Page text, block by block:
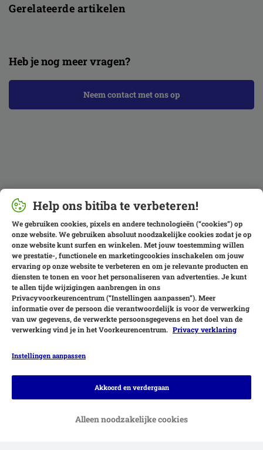
Gerelateerde artikelen
Heb je nog meer vragen?
Neem contact met ons op
Betaalmethoden
Achteraf betalen
Help ons bitiba te verbeteren!
We gebruiken cookies, pixels en andere technologieën (“cookies”) op
onze website. We gebruiken absoluut noodzakelijke cookies zodat je op
onze website kunt surfen en winkelen. Met jouw toestemming willen
we prestatie-, functionele en marketingcookies inschakelen om jouw
ervaring op onze website te verbeteren en om je relevante producten en
diensten te tonen en voor het personaliseren van advertenties. Je kunt
te allen tijde wijzigingen aanbrengen in ons
Privacyvoorkeurencentrum (“Instellingen aanpassen”). Meer
informatie over de persoon die verantwoordelijk is voor de verwerking
van uw gegevens, de verwerkte persoonsgegevens en het doel van de
verwerking vind je in het Voorkeurencentrum. Privacy verklaring
Instellingen aanpassen
Alleen noodzakelijke cookies
Akkoord en verdergaan